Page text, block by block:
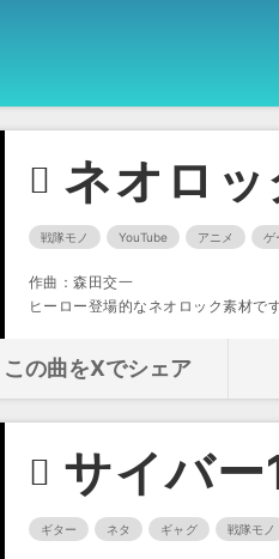
ネオロ
戦隊モノ YouTube アニメ ゲ
作曲：森田交一
ヒーロー登場的なネオロック素材です
この曲をXでシェア
サイバー
ギター ネタ ギャグ 戦隊モノ